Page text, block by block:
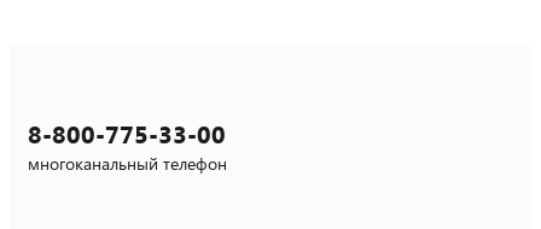
8-800-775-33-00
многоканальный телефон